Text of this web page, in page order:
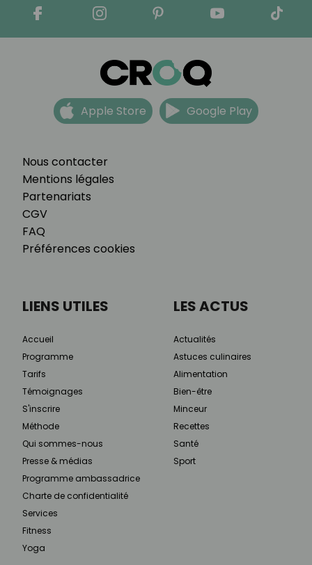
Nous contacter
Mentions légales
Partenariats
CGV
FAQ
Préférences cookies
Apple Store Google Play
LIENS UTILES
Accueil
Programme
Tarifs
Témoignages
S'inscrire
Méthode
Qui sommes-nous
Presse & médias
Programme ambassadrice
Charte de confidentialité
Services
Fitness
Yoga
LES ACTUS
Actualités
Astuces culinaires
Alimentation
Bien-être
Minceur
Recettes
Santé
Sport